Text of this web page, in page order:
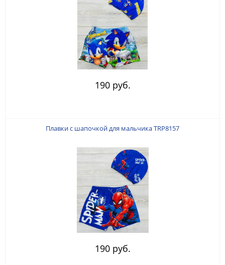
190 руб.
Плавки с шапочкой для мальчика TRP8157
190 руб.